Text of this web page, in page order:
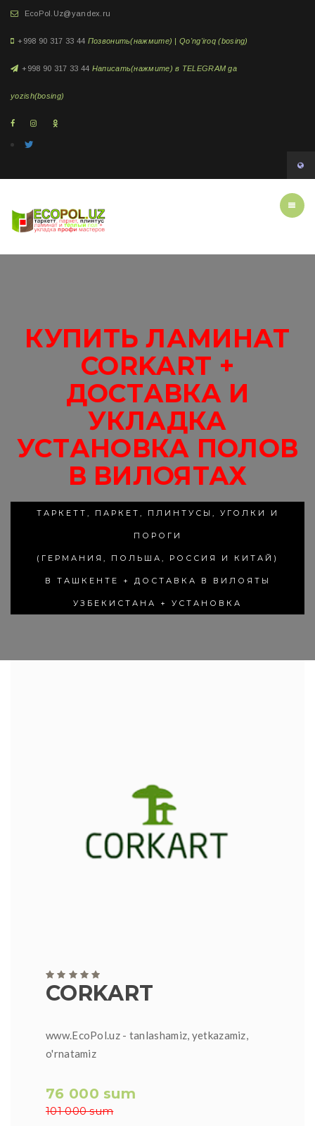
EcoPol.Uz@yandex.ru
+998 90 317 33 44 Позвонить(нажмите) | Qo'ng'iroq (bosing)
+998 90 317 33 44 Написать(нажмите) в TELEGRAM ga
yozish(bosing)
КУПИТЬ ЛАМИНАТ
CORKART +
ДОСТАВКА И
УКЛАДКА
УСТАНОВКА ПОЛОВ
В ВИЛОЯТАХ
ТАРКЕТТ, ПАРКЕТ, ПЛИНТУСЫ, УГОЛКИ И
ПОРОГИ
(ГЕРМАНИЯ, ПОЛЬША, РОССИЯ И КИТАЙ)
В ТАШКЕНТЕ + ДОСТАВКА В ВИЛОЯТЫ
УЗБЕКИСТАНА + УСТАНОВКА
CORKART
www.EcoPol.uz - tanlashamiz, yetkazamiz,
o'rnatamiz
76 000 sum
101 000 sum